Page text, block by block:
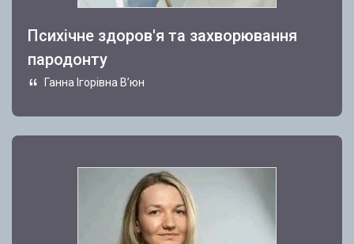
Психічне здоров'я та захворювання
пародонту
Ганна Ігорівна В’юн